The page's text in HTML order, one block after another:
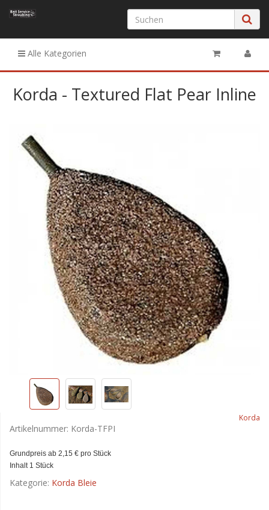
Alle Kategorien
Korda - Textured Flat Pear Inline
Korda
Artikelnummer: Korda-TFPI
Grundpreis ab 2,15 € pro Stück
Inhalt 1 Stück
Kategorie: Korda Bleie